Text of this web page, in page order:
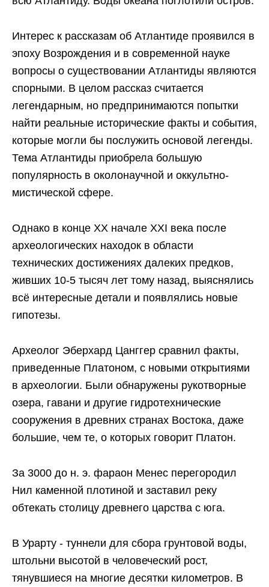
Интерес к рассказам об Атлантиде проявился в
эпоху Возрождения и в современной науке
вопросы о существовании Атлантиды являются
спорными. В целом рассказ считается
легендарным, но предпринимаются попытки
найти реальные исторические факты и события,
которые могли бы послужить основой легенды.
Тема Атлантиды приобрела большую
популярность в околонаучной и оккультно-
мистической сфере.
Однако в конце XX начале XXI века после
археологических находок в области
технических достижениях далеких предков,
живших 10-5 тысяч лет тому назад, выяснялись
всё интересные детали и появлялись новые
гипотезы.
Археолог Эберхард Цанггер сравнил факты,
приведенные Платоном, с новыми открытиями
в археологии. Были обнаружены рукотворные
озера, гавани и другие гидротехнические
сооружения в древних странах Востока, даже
большие, чем те, о которых говорит Платон.
За 3000 до н. э. фараон Менес перегородил
Нил каменной плотиной и заставил реку
обтекать столицу древнего царства с юга.
В Урарту - туннели для сбора грунтовой воды,
штольни высотой в человеческий рост,
тянувшиеся на многие десятки километров. В